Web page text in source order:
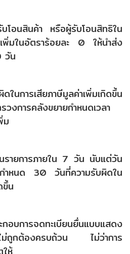
สินค้า หรือผู้รับโอนสิทธิใน
เพิ่มในอัตราร้อยละ 0 ให้นำส่ง
วัน
ในการเสียภาษีมูลค่าเพิ่มเกิดขึ้น
วงการคลังขยายกำหนดเวลา
ม
รายการภายใน 7 วัน นับแต่วัน
กำหนด 30 วันที่ความรับผิดใน
ขึ้น
บการจดทะเบียนยื่นแบบแสดง
ไม่ถูกต้องครบถ้วน ไม่ว่าการ